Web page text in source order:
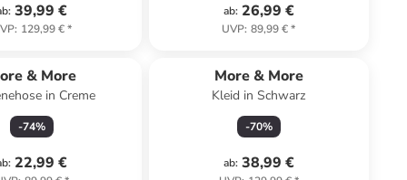
: 39,99 €
: 129,99 €*
ab: 26,99 €
UVP: 89,99 €*
& More
in Creme
-74%
: 22,99 €
More & More
Kleid in Schwarz
-70%
ab: 38,99 €